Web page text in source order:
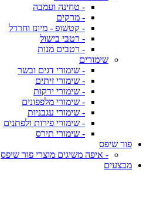
- טחינה ועמבה
- מרקים
- קטשופ - מיונז וחרדל
- רטבי בישול
- רטבים מנות
שימורים
- שימורי דגים ובשר
- שימורי זיתים
- שימורי ירקות
- שימורי מלפפונים
- שימורי עגבניות
- שימורי פירות ולפתנים
- שימורי תירס
פור שיפס
- איפה משיגים מוצרי פור שיפס
מבצעים